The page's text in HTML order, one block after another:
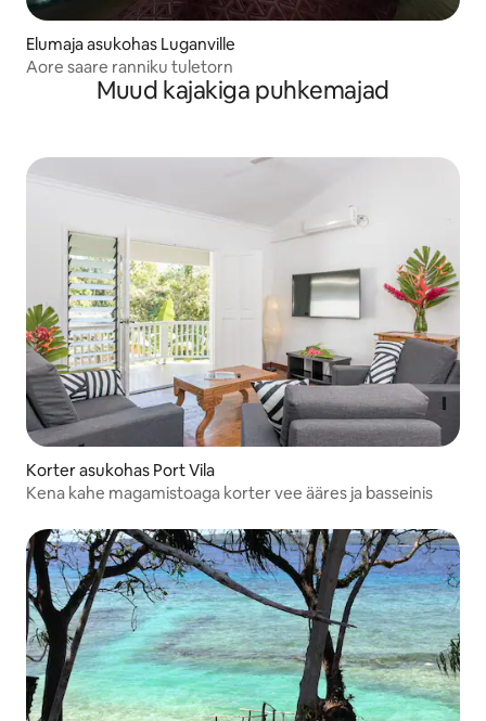
Elumaja asukohas Luganville
Aore saare ranniku tuletorn
Muud kajakiga puhkemajad
Korter asukohas Port Vila
Kena kahe magamistoaga korter vee ääres ja basseinis